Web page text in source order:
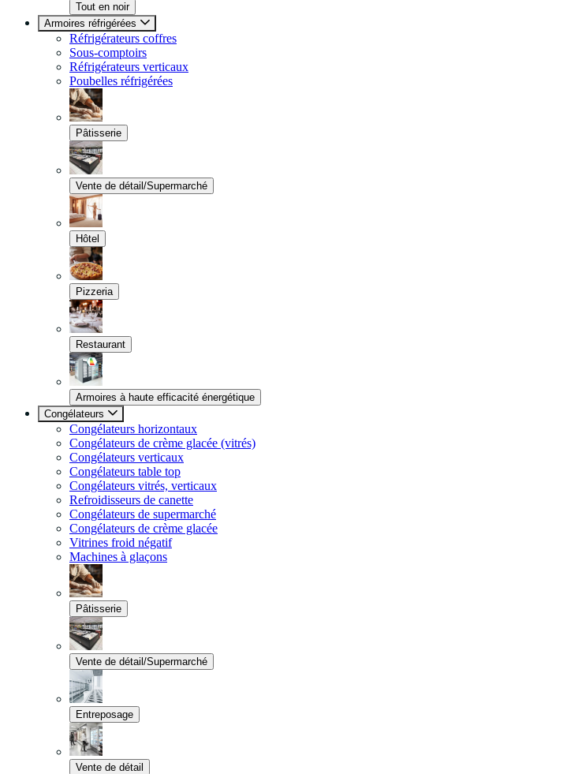
Tout en noir
Armoires réfrigérées
Réfrigérateurs coffres
Sous-comptoirs
Réfrigérateurs verticaux
Poubelles réfrigérées
Pâtisserie
Vente de détail/Supermarché
Hôtel
Pizzeria
Restaurant
Armoires à haute efficacité énergétique
Congélateurs
Congélateurs horizontaux
Congélateurs de crème glacée (vitrés)
Congélateurs verticaux
Congélateurs table top
Congélateurs vitrés, verticaux
Refroidisseurs de canette
Congélateurs de supermarché
Congélateurs de crème glacée
Vitrines froid négatif
Machines à glaçons
Pâtisserie
Vente de détail/Supermarché
Entreposage
Vente de détail